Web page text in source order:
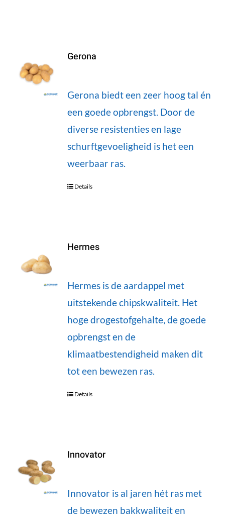
Gerona
Gerona biedt een zeer hoog tal én
een goede opbrengst. Door de
diverse resistenties en lage
schurftgevoeligheid is het een
weerbaar ras.
Details
Hermes
Hermes is de aardappel met
uitstekende chipskwaliteit. Het
hoge drogestofgehalte, de goede
opbrengst en de
klimaatbestendigheid maken dit
tot een bewezen ras.
Details
Innovator
Innovator is al jaren hét ras met
de bewezen bakkwaliteit en